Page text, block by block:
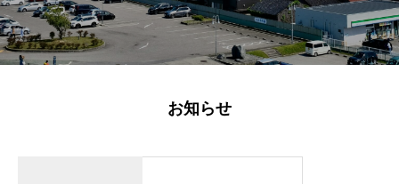
お知らせ